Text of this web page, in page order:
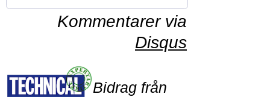
Kommentarer via
Disqus
Bidrag från